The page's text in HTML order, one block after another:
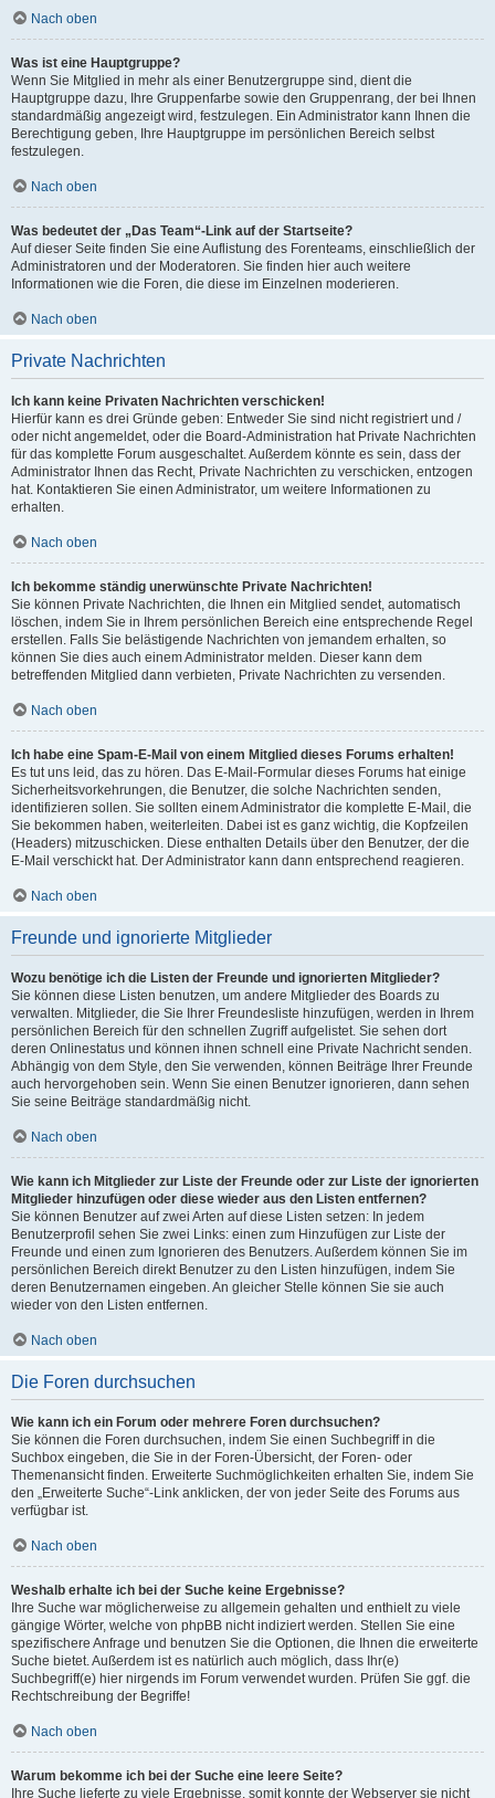
Nach oben
Was ist eine Hauptgruppe?
Wenn Sie Mitglied in mehr als einer Benutzergruppe sind, dient die
Hauptgruppe dazu, Ihre Gruppenfarbe sowie den Gruppenrang, der bei Ihnen
standardmäßig angezeigt wird, festzulegen. Ein Administrator kann Ihnen die
Berechtigung geben, Ihre Hauptgruppe im persönlichen Bereich selbst
festzulegen.
Nach oben
Was bedeutet der „Das Team“-Link auf der Startseite?
Auf dieser Seite finden Sie eine Auflistung des Forenteams, einschließlich der
Administratoren und der Moderatoren. Sie finden hier auch weitere
Informationen wie die Foren, die diese im Einzelnen moderieren.
Nach oben
Private Nachrichten
Ich kann keine Privaten Nachrichten verschicken!
Hierfür kann es drei Gründe geben: Entweder Sie sind nicht registriert und /
oder nicht angemeldet, oder die Board-Administration hat Private Nachrichten
für das komplette Forum ausgeschaltet. Außerdem könnte es sein, dass der
Administrator Ihnen das Recht, Private Nachrichten zu verschicken, entzogen
hat. Kontaktieren Sie einen Administrator, um weitere Informationen zu
erhalten.
Nach oben
Ich bekomme ständig unerwünschte Private Nachrichten!
Sie können Private Nachrichten, die Ihnen ein Mitglied sendet, automatisch
löschen, indem Sie in Ihrem persönlichen Bereich eine entsprechende Regel
erstellen. Falls Sie belästigende Nachrichten von jemandem erhalten, so
können Sie dies auch einem Administrator melden. Dieser kann dem
betreffenden Mitglied dann verbieten, Private Nachrichten zu versenden.
Nach oben
Ich habe eine Spam-E-Mail von einem Mitglied dieses Forums erhalten!
Es tut uns leid, das zu hören. Das E-Mail-Formular dieses Forums hat einige
Sicherheitsvorkehrungen, die Benutzer, die solche Nachrichten senden,
identifizieren sollen. Sie sollten einem Administrator die komplette E-Mail, die
Sie bekommen haben, weiterleiten. Dabei ist es ganz wichtig, die Kopfzeilen
(Headers) mitzuschicken. Diese enthalten Details über den Benutzer, der die
E-Mail verschickt hat. Der Administrator kann dann entsprechend reagieren.
Nach oben
Freunde und ignorierte Mitglieder
Wozu benötige ich die Listen der Freunde und ignorierten Mitglieder?
Sie können diese Listen benutzen, um andere Mitglieder des Boards zu
verwalten. Mitglieder, die Sie Ihrer Freundesliste hinzufügen, werden in Ihrem
persönlichen Bereich für den schnellen Zugriff aufgelistet. Sie sehen dort
deren Onlinestatus und können ihnen schnell eine Private Nachricht senden.
Abhängig von dem Style, den Sie verwenden, können Beiträge Ihrer Freunde
auch hervorgehoben sein. Wenn Sie einen Benutzer ignorieren, dann sehen
Sie seine Beiträge standardmäßig nicht.
Nach oben
Wie kann ich Mitglieder zur Liste der Freunde oder zur Liste der ignorierten
Mitglieder hinzufügen oder diese wieder aus den Listen entfernen?
Sie können Benutzer auf zwei Arten auf diese Listen setzen: In jedem
Benutzerprofil sehen Sie zwei Links: einen zum Hinzufügen zur Liste der
Freunde und einen zum Ignorieren des Benutzers. Außerdem können Sie im
persönlichen Bereich direkt Benutzer zu den Listen hinzufügen, indem Sie
deren Benutzernamen eingeben. An gleicher Stelle können Sie sie auch
wieder von den Listen entfernen.
Nach oben
Die Foren durchsuchen
Wie kann ich ein Forum oder mehrere Foren durchsuchen?
Sie können die Foren durchsuchen, indem Sie einen Suchbegriff in die
Suchbox eingeben, die Sie in der Foren-Übersicht, der Foren- oder
Themenansicht finden. Erweiterte Suchmöglichkeiten erhalten Sie, indem Sie
den „Erweiterte Suche“-Link anklicken, der von jeder Seite des Forums aus
verfügbar ist.
Nach oben
Weshalb erhalte ich bei der Suche keine Ergebnisse?
Ihre Suche war möglicherweise zu allgemein gehalten und enthielt zu viele
gängige Wörter, welche von phpBB nicht indiziert werden. Stellen Sie eine
spezifischere Anfrage und benutzen Sie die Optionen, die Ihnen die erweiterte
Suche bietet. Außerdem ist es natürlich auch möglich, dass Ihr(e)
Suchbegriff(e) hier nirgends im Forum verwendet wurden. Prüfen Sie ggf. die
Rechtschreibung der Begriffe!
Nach oben
Warum bekomme ich bei der Suche eine leere Seite?
Ihre Suche lieferte zu viele Ergebnisse, somit konnte der Webserver sie nicht